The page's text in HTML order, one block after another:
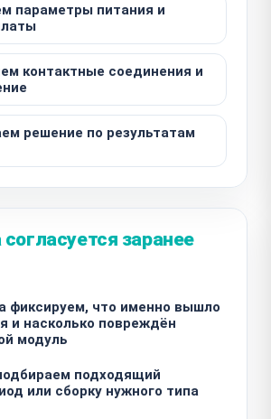
параметры питания и
контактные соединения и
решение по результатам
заранее
фиксируем, что именно вышло
и насколько повреждён
модуль
подходящий
или сборку нужного типа